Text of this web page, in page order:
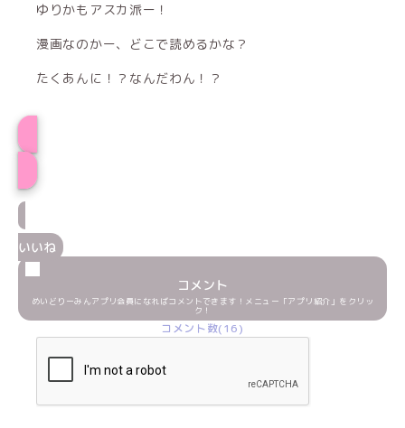
ゆりかもアスカ派ー！
漫画なのかー、どこで読めるかな？
たくあんに！？なんだわん！？
いいね
コメント
めいどりーみんアプリ会員になればコメントできます！メニュー「アプリ紹介」をクリッ
ク！
コメント数(16)